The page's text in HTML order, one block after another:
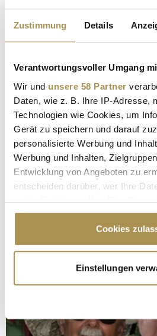
Zustimmung Details
Verantwortungsvoller Umgang
Wir und unsere 58 Partner
Daten, wie z. B. Ihre IP-Adresse,
Technologien wie Cookies, um
Gerät zu speichern und darauf
personalisierte Werbung und
Werbung und Inhalten,
Entwicklung von Angeboten zu
entscheiden darüber, wer Ihre
Cookie-Erklärung oder durch
Trigger Symbol ändern oder
Informationen über Ihre
erfassen, welche bis auf
bestimmten Merkmalen
Cookies
Einstellungen